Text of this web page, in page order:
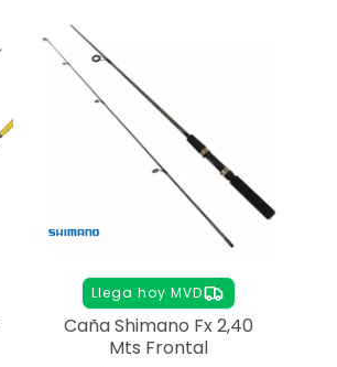
Llega hoy MVD
Caña Shimano Fx 2,40
Mts Frontal